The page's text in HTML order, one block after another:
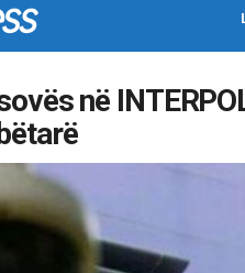
në